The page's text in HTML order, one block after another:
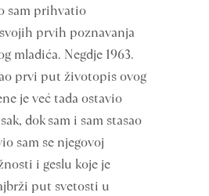
sam prihvatio
prvih poznavanja
mladića. Negdje 1963.
prvi put životopis ovog
je već tada ostavio
dok sam i sam stasao
sam se njegovoj
i geslu koje je
put svetosti u